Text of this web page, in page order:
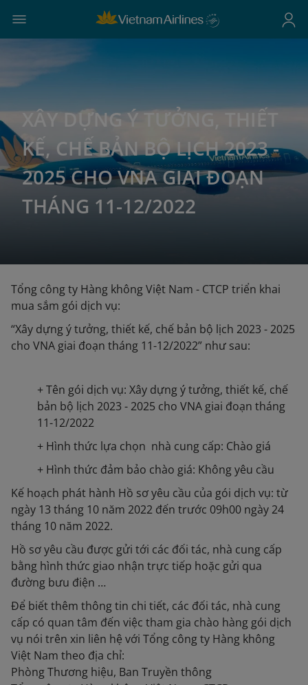
XÂY DỰNG Ý TƯỞNG, THIẾT
KẾ, CHẾ BẢN BỘ LỊCH 2023 -
2025 CHO VNA GIAI ĐOẠN
THÁNG 11-12/2022
Tổng công ty Hàng không Việt Nam - CTCP triển khai
mua sắm gói dịch vụ:
“Xây dựng ý tưởng, thiết kế, chế bản bộ lịch 2023 - 2025
cho VNA giai đoạn tháng 11-12/2022” như sau:
+ Tên gói dịch vụ: Xây dựng ý tưởng, thiết kế, chế
bản bộ lịch 2023 - 2025 cho VNA giai đoạn tháng
11-12/2022
+ Hình thức lựa chọn nhà cung cấp: Chào giá
+ Hình thức đảm bảo chào giá: Không yêu cầu
Kế hoạch phát hành Hồ sơ yêu cầu của gói dịch vụ: từ
ngày 13 tháng 10 năm 2022 đến trước 09h00 ngày 24
tháng 10 năm 2022.
Hồ sơ yêu cầu được gửi tới các đối tác, nhà cung cấp
bằng hình thức giao nhận trực tiếp hoặc gửi qua
đường bưu điện …
Để biết thêm thông tin chi tiết, các đối tác, nhà cung
cấp có quan tâm đến việc tham gia chào hàng gói dịch
vụ nói trên xin liên hệ với Tổng công ty Hàng không
Việt Nam theo địa chỉ:
Phòng Thương hiệu, Ban Truyền thông